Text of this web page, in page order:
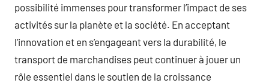
possibilité immenses pour transformer l’impact de ses
activités sur la planète et la société. En acceptant
l’innovation et en s’engageant vers la durabilité, le
transport de marchandises peut continuer à jouer un
rôle essentiel dans le soutien de la croissance